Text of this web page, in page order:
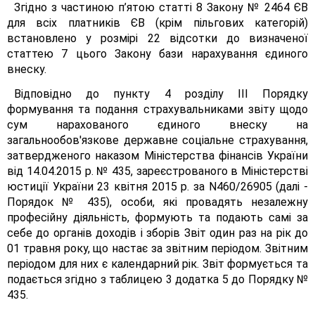
Згідно з частиною п’ятою статті 8 Закону № 2464 ЄВ
для всіх платників ЄВ (крім пільгових категорій)
встановлено у розмірі 22 відсотки до визначеної
статтею 7 цього Закону бази нарахування єдиного
внеску.
Відповідно до пункту 4 розділу III Порядку
формування та подання страхувальниками звіту щодо
сум нарахованого єдиного внеску на
загальнообов'язкове державне соціальне страхування,
затвердженого наказом Міністерства фінансів України
від 14.04.2015 р. № 435, зареєстрованого в Міністерстві
юстиції України 23 квітня 2015 р. за N460/26905 (далі -
Порядок № 435), особи, які провадять незалежну
професійну діяльність, формують та подають самі за
себе до органів доходів і зборів Звіт один раз на рік до
01 травня року, що настає за звітним періодом. Звітним
періодом для них є календарний рік. Звіт формується та
подається згідно з таблицею 3 додатка 5 до Порядку №
435.